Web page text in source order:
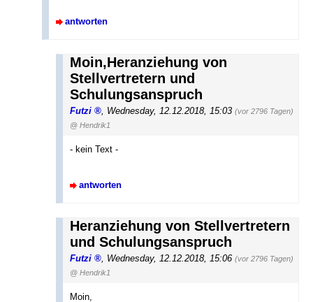
antworten
Moin,Heranziehung von
Stellvertretern und
Schulungsanspruch
Futzi , Wednesday, 12.12.2018, 15:03 (vor 2796 Tagen)
@ Hendrik1
- kein Text -
antworten
Heranziehung von Stellvertretern
und Schulungsanspruch
Futzi Wednesday, 12.12.2018, 15:06 (vor 2796 Tagen)
@ Hendrik1
Moin,